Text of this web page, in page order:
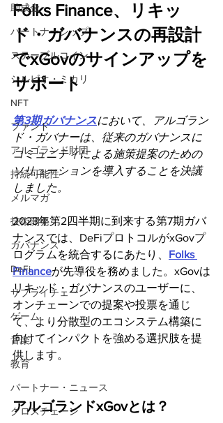
助成金
パートナーシップ
ステーブルコイン
シルビオ・ミカリ
NFT
ファンド
アルゴランド財団
持続可能性
メルマガ
技術開発
ガバナンス
DeFi
サプライチェーン
ゲーム
音楽
教育
パートナー・ニュース
クロスチェーン
Folks Finance、リキッ
ド・ガバナンスの再設計
でxGovのサインアップを
サポート
第3期ガバナンスにおいて、アルゴラン
ド・ガバナーは、従来のガバナンスに
コミュニティによる施策提案のための
ソリューションを導入することを決議
しました。
2023年第2四半期に到来する第7期ガバ
ナンスでは、DeFiプロトコルがxGovプ
ログラムを統合するにあたり、 Folks
Financeが先導役を務めました。xGovは
リキッド・ガバナンスのユーザーに、
オンチェーンでの提案や投票を通じ
て、より分散型のエコシステム構築に
向けてインパクトを強める選択肢を提
供します。
アルゴランドxGovとは？